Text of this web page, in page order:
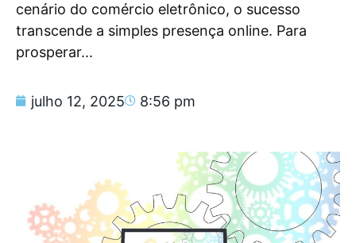
cenário do comércio eletrônico, o sucesso
transcende a simples presença online. Para
prosperar...
julho 12, 2025 8:56 pm